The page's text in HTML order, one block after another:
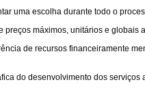
uma escolha durante todo o
máximos, unitários e
de recursos financeiramente
do desenvolvimento dos